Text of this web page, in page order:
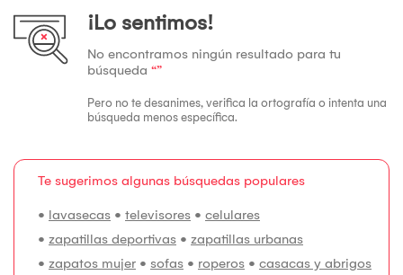
¡Lo sentimos!
No encontramos ningún resultado para tu
búsqueda “”
Pero no te desanimes, verifica la ortografía o intenta una
búsqueda menos específica.
Te sugerimos algunas búsquedas populares
• lavasecas • televisores • celulares
• zapatillas deportivas • zapatillas urbanas
• zapatos mujer • sofas • roperos • casacas y abrigos